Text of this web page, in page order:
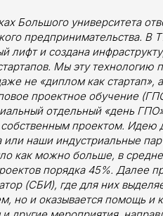
Большого университета
предпринимательства. В
лифт и создана
Мы эту технологию
не «диплом как стартап»,
проектное обучение
отдельный «день
проектом. Идею
или наши индустриальные
как можно больше, в
порядка 45%. Далее
(СБИ), где для них
но и оказывается помощь и